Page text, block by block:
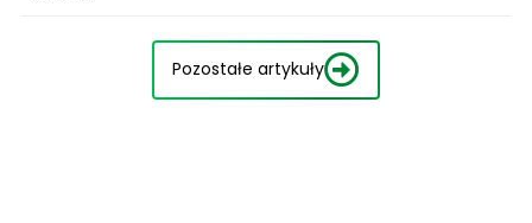
Pozostałe artykuły